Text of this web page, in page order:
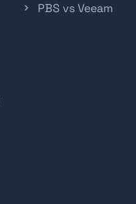
PBS vs Veeam